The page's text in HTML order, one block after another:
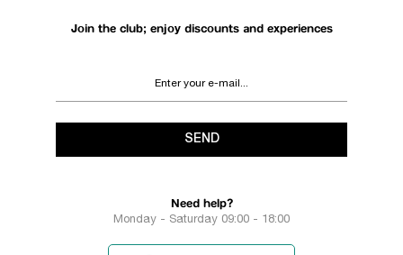
Join the club; enjoy discounts and experiences
SEND
Need help?
Monday - Saturday 09:00 - 18:00